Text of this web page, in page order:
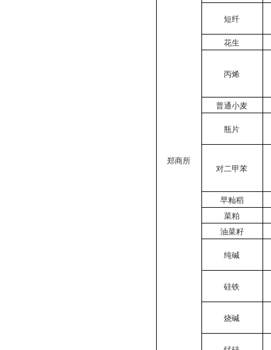
郑商所
短纤
花生
丙烯
普通小麦
瓶片
对二甲苯
早籼稻
菜粕
油菜籽
纯碱
硅铁
烧碱